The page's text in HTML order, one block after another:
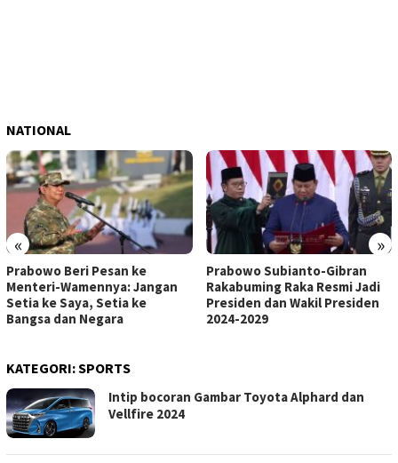
NATIONAL
« »
Prabowo Beri Pesan ke
Menteri-Wamennya: Jangan
Setia ke Saya, Setia ke
Bangsa dan Negara
Prabowo Subianto-Gibran
Rakabuming Raka Resmi Jadi
Presiden dan Wakil Presiden
2024-2029
KATEGORI:SPORTS
Intip bocoran Gambar Toyota Alphard dan
Vellfire 2024